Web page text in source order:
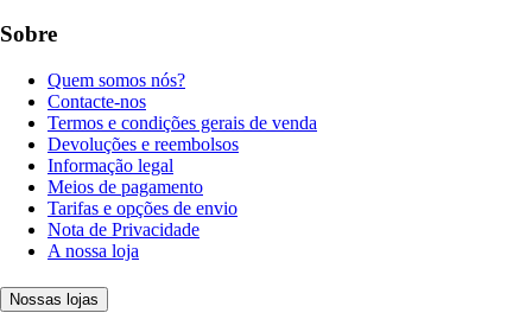
Sobre
Quem somos nós?
Contacte-nos
Termos e condições gerais de venda
Devoluções e reembolsos
Informação legal
Meios de pagamento
Tarifas e opções de envio
Nota de Privacidade
A nossa loja
Nossas lojas